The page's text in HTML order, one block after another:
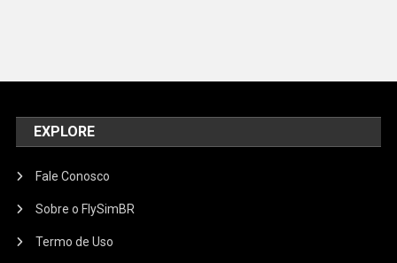
EXPLORE
Fale Conosco
Sobre o FlySimBR
Termo de Uso